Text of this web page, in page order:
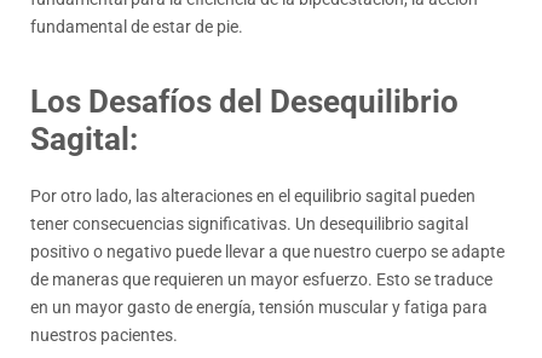
fundamental de estar de pie.
Los Desafíos del Desequilibrio
Sagital:
Por otro lado, las alteraciones en el equilibrio sagital pueden
tener consecuencias significativas. Un desequilibrio sagital
positivo o negativo puede llevar a que nuestro cuerpo se adapte
de maneras que requieren un mayor esfuerzo. Esto se traduce
en un mayor gasto de energía, tensión muscular y fatiga para
nuestros pacientes.